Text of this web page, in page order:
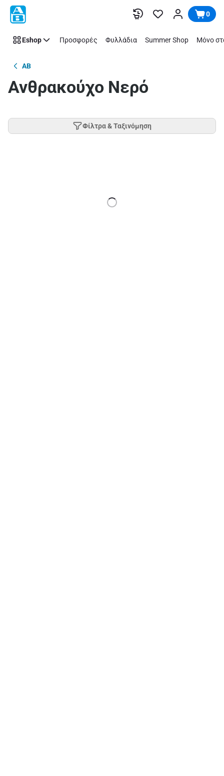
Παράλειψη 0
Eshop Προσφορές Φυλλάδια Summer Shop Μόνο
AB
Ανθρακούχο Νερό
Φίλτρα & Ταξινόμηση